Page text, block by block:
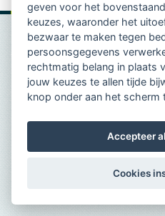
geven voor het
keuzes, waaronder het
bezwaar te maken tegen
persoonsgegevens
rechtmatig belang in plaats
jouw keuzes te allen tijde
knop onder aan het scherm
Accepteer
Cookies